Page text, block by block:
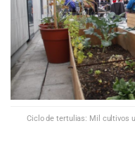
Ciclo de tertulias: Mil cultivos